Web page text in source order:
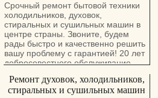
Срочный ремонт бытовой техники
холодильников, духовок,
стиральных и сушильных машин в
центре страны. Звоните, будем
рады быстро и качественно решить
вашу проблему с гарантией! 20 лет
добросовестного обслуживание
Ремонт духовок, холодильников,
стиральных и сушильных машин